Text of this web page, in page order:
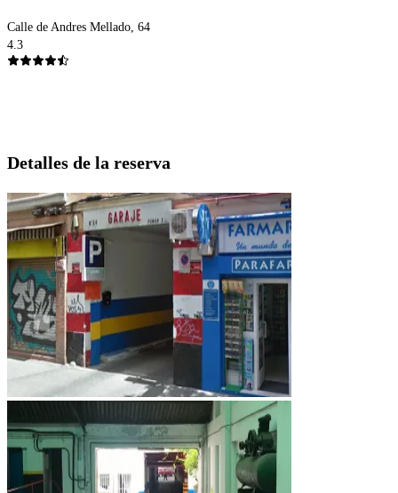
Calle de Andres Mellado, 64
4.3
Detalles de la reserva